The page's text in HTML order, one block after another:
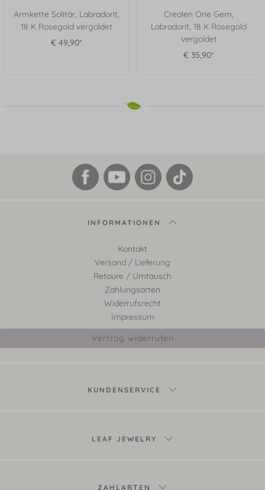
Armkette Solitär, Labradorit,
18 K Rosegold vergoldet
€ 49,90*
Creolen One Gem,
Labradorit, 18 K Rosegold
vergoldet
€ 35,90*
INFORMATIONEN
Kontakt
Versand / Lieferung
Retoure / Umtausch
Zahlungsarten
Widerrufsrecht
Impressum
Vertrag widerrufen
KUNDENSERVICE
LEAF JEWELRY
ZAHLARTEN